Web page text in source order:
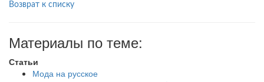
Возврат к списку
Материалы по теме:
Статьи
Мода на русское